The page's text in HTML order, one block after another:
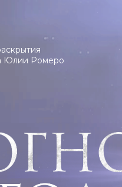
Юлии Ромеро